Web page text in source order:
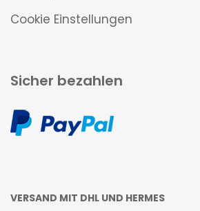
Cookie Einstellungen
Sicher bezahlen
VERSAND MIT DHL UND HERMES